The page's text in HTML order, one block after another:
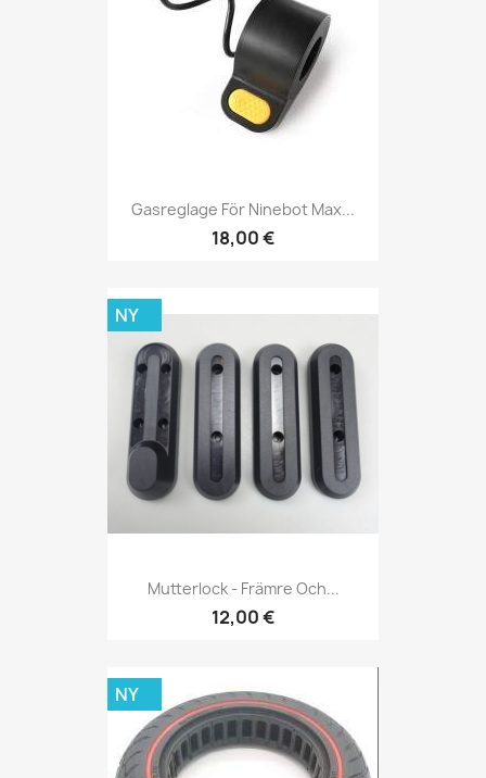
Gasreglage För Ninebot Max...
18,00 €
Mutterlock - Främre Och...
12,00 €
NY
NY